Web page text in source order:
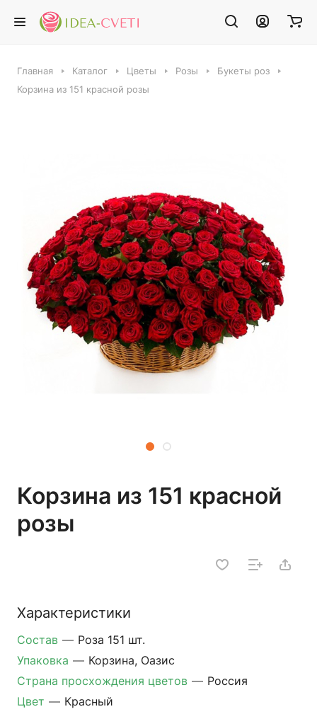
Главная Каталог Цветы Розы
Букеты роз
Корзина из 151 красной розы
Корзина из 151 красной
розы
Характеристики
Состав — Роза 151 шт.
Упаковка — Корзина, Оазис
Страна просхождения цветов — Россия
Цвет — Красный